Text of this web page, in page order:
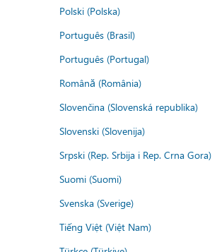
Polski (Polska)
Português (Brasil)
Português (Portugal)
Română (România)
Slovenčina (Slovenská republika)
Slovenski (Slovenija)
Srpski (Rep. Srbija i Rep. Crna Gora)
Suomi (Suomi)
Svenska (Sverige)
Tiếng Việt (Việt Nam)